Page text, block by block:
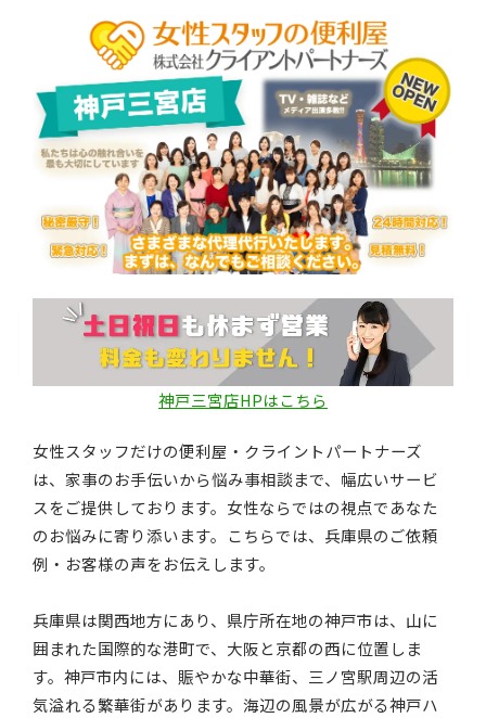
神戸三宮店HPはこちら
女性スタッフだけの便利屋・クライントパートナーズ
は、家事のお手伝いから悩み事相談まで、幅広いサービ
スをご提供しております。女性ならではの視点であなた
のお悩みに寄り添います。こちらでは、兵庫県のご依頼
例・お客様の声をお伝えします。
兵庫県は関西地方にあり、県庁所在地の神戸市は、山に
囲まれた国際的な港町で、大阪と京都の西に位置しま
す。神戸市内には、賑やかな中華街、三ノ宮駅周辺の活
気溢れる繁華街があります。海辺の風景が広がる神戸ハ